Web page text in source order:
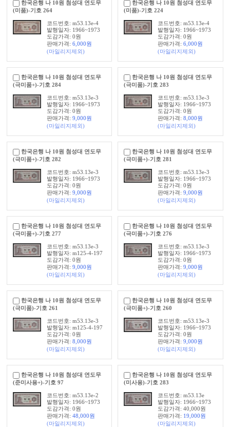
한국은행 나 10원 첨성대 연도무
(미품)-기호 264
코드번호: m53.13e-4
발행일자: 1966~1973
도감가격: 0원
판매가격: 6,000원
(마일리지제외)
한국은행 나 10원 첨성대 연도무
(미품)-기호 224
코드번호: m53.13e-4
발행일자: 1966~1973
도감가격: 0원
판매가격: 6,000원
(마일리지제외)
한국은행 나 10원 첨성대 연도무
(극미품+)-기호 284
코드번호: m53.13e-3
발행일자: 1966~1973
도감가격: 0원
판매가격: 9,000원
(마일리지제외)
한국은행 나 10원 첨성대 연도무
(극미품)-기호 283
코드번호: m53.13e-3
발행일자: 1966~1973
도감가격: 0원
판매가격: 8,000원
(마일리지제외)
한국은행 나 10원 첨성대 연도무
(극미품+)-기호 282
코드번호: m53.13e-3
발행일자: 1966~1973
도감가격: 0원
판매가격: 9,000원
(마일리지제외)
한국은행 나 10원 첨성대 연도무
(극미품+)-기호 281
코드번호: m53.13e-3
발행일자: 1966~1973
도감가격: 0원
판매가격: 9,000원
(마일리지제외)
한국은행 나 10원 첨성대 연도무
(극미품+)-기호 277
코드번호: m53.13e-3
발행일자: m125-4-197
도감가격: 0원
판매가격: 9,000원
(마일리지제외)
한국은행 나 10원 첨성대 연도무
(극미품+)-기호 276
코드번호: m53.13e-3
발행일자: 1966~1973
도감가격: 0원
판매가격: 9,000원
(마일리지제외)
한국은행 나 10원 첨성대 연도무
(극미품)-기호 261
코드번호: m53.13e-3
발행일자: m125-4-197
도감가격: 0원
판매가격: 8,000원
(마일리지제외)
한국은행 나 10원 첨성대 연도무
(극미품+)-기호 260
코드번호: m53.13e-3
발행일자: 1966~1973
도감가격: 0원
판매가격: 9,000원
(마일리지제외)
한국은행 나 10원 첨성대 연도무
(준미사용+)-기호 97
코드번호: m53.13e-2
발행일자: 1966~1973
도감가격: 0원
판매가격: 48,000원
(마일리지제외)
한국은행 나 10원 첨성대 연도무
(미사용)-기호 283
코드번호: m53.13e
발행일자: 1966~1973
도감가격: 40,000원
판매가격: 19,000원
(마일리지제외)